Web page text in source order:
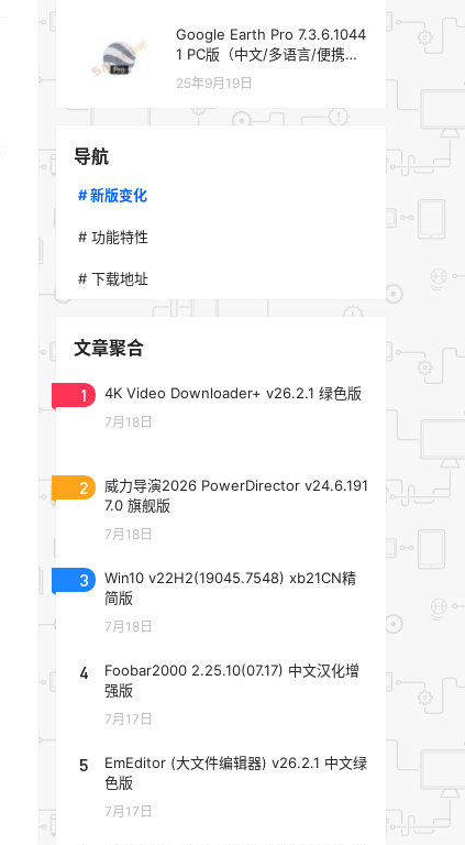
Google Earth Pro 7.3.6.1044
1 PC版（中文/多语言/便携
版）
25年9月19日
导航
# 新版变化
# 功能特性
# 下载地址
文章聚合
1 4K Video Downloader+ v26.2.1 绿色版
7月18日
2
威力导演2026 PowerDirector v24.6.191
7.0 旗舰版
7月18日
3
Win10 v22H2(19045.7548) xb21CN精
简版
7月18日
4
Foobar2000 2.25.10(07.17) 中文汉化增
强版
7月17日
5
EmEditor (大文件编辑器) v26.2.1 中文绿
色版
7月17日